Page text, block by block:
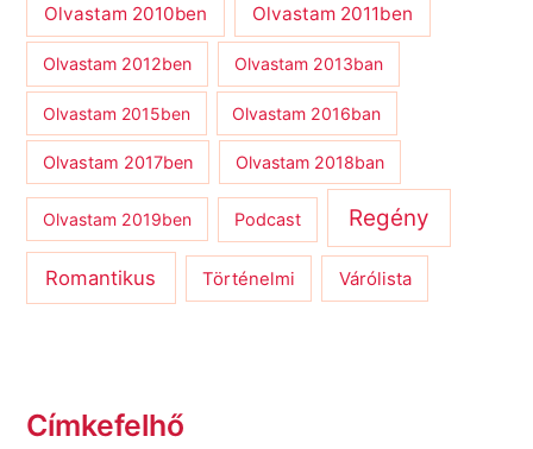
Olvastam 2010ben Olvastam 2011ben
Olvastam 2012ben Olvastam 2013ban
Olvastam 2015ben Olvastam 2016ban
Olvastam 2017ben Olvastam 2018ban
Olvastam 2019ben Podcast Regény
Romantikus Történelmi Várólista
Címkefelhő